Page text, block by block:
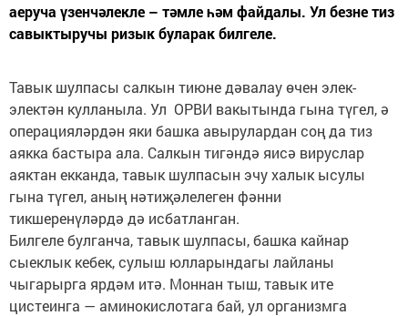
аеруча үзенчәлекле – тәмле һәм файдалы. Ул безне тиз
савыктыручы ризык буларак билгеле.
Тавык шулпасы салкын тиюне дәвалау өчен элек-
электән кулланыла. Ул ОРВИ вакытында гына түгел, ә
операцияләрдән яки башка авырулардан соң да тиз
аякка бастыра ала. Салкын тигәндә яисә вируслар
аяктан екканда, тавык шулпасын эчу халык ысулы
гына түгел, аның нәтиҗәлелеген фәнни
тикшеренүләрдә дә исбатланган.
Билгеле булганча, тавык шулпасы, башка кайнар
сыеклык кебек, сулыш юлларындагы лайланы
чыгарырга ярдәм итә. Моннан тыш, тавык ите
цистеинга — аминокислотага бай, ул организмга